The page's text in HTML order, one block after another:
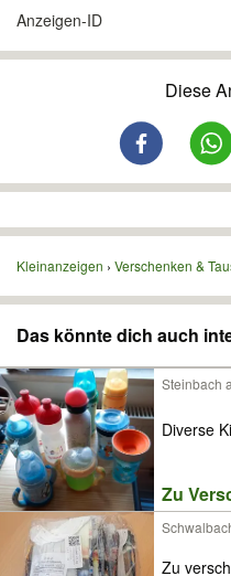
Anzeigen-ID
Diese
Kleinanzeigen Verschenken &
Das könnte dich auch
Steinbach
Diverse
Zu
Zu